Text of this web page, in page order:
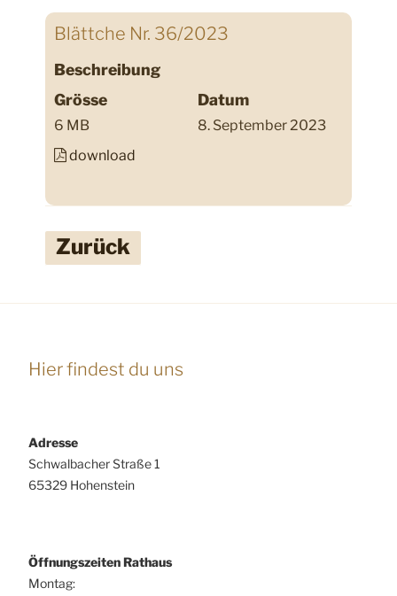
Blättche Nr. 36/2023
Beschreibung
Grösse
6 MB
Datum
8. September 2023
download
Zurück
Hier findest du uns
Adresse
Schwalbacher Straße 1
65329 Hohenstein
Öffnungszeiten Rathaus
Montag: